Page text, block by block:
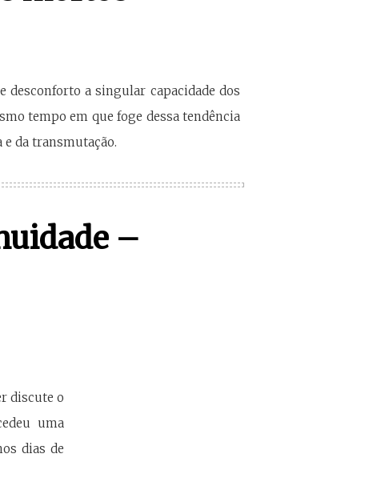
desconforto a singular capacidade dos
tempo em que foge dessa tendência
da transmutação.
–
discute o
uma
dias de